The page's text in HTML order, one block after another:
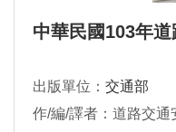
中華民國103年
出版單位： 交通部
作/編/譯者：道路交通